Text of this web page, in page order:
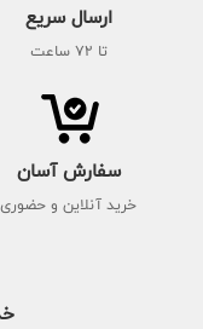
ارسال سریع
تا 72 ساعت
سفارش آسان
خرید آنلاین و حضوری